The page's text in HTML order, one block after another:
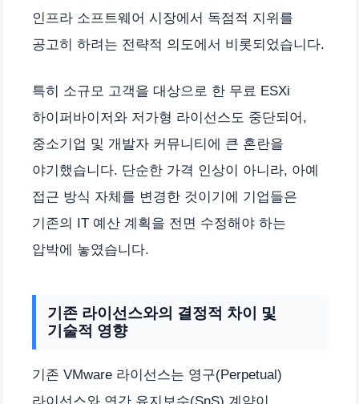
인프라 소프트웨어 시장에서 독점적 지위를
공고히 하려는 전략적 의도에서 비롯되었습니다.
특히 소규모 고객을 대상으로 한 무료 ESXi
하이퍼바이저와 저가형 라이선스도 중단되어,
중소기업 및 개발자 커뮤니티에 큰 혼란을
야기했습니다. 단순한 가격 인상이 아니라, 아예
접근 방식 자체를 변경한 것이기에 기업들은
기존의 IT 예산 계획을 전면 수정해야 하는
압박에 놓였습니다.
기존 라이선스와의 결정적 차이 및
기술적 영향
기존 VMware 라이선스는 영구(Perpetual)